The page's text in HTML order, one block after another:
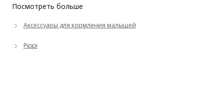
Посмотреть больше
Аксессуары для кормления малышей
Pippi